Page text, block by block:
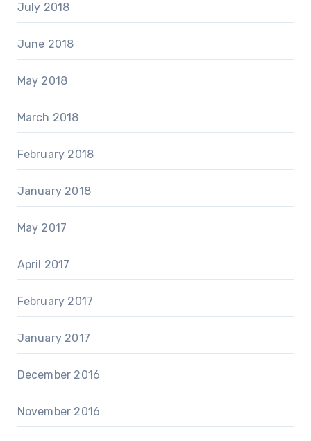
July 2018
June 2018
May 2018
March 2018
February 2018
January 2018
May 2017
April 2017
February 2017
January 2017
December 2016
November 2016